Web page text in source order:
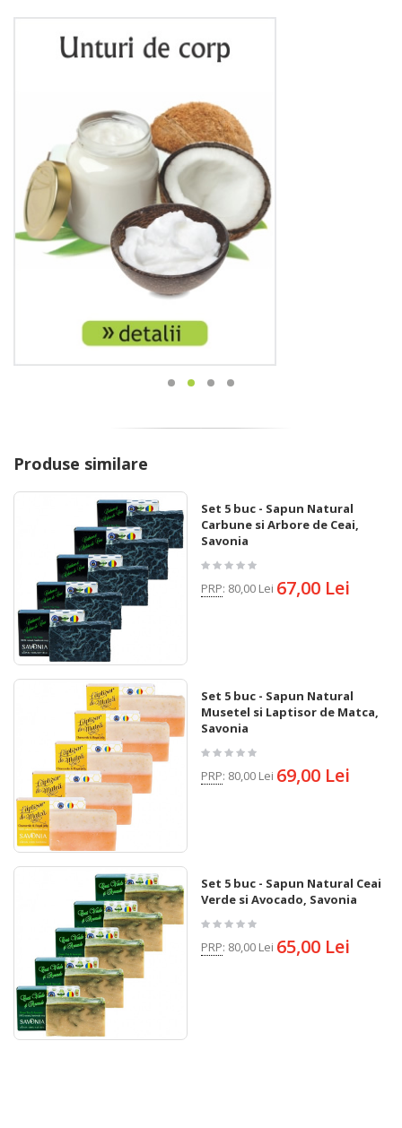
Produse similare
Set 5 buc - Sapun Natural
Carbune si Arbore de Ceai,
Savonia
PRP: 80,00 Lei 67,00 Lei
Set 5 buc - Sapun Natural
Musetel si Laptisor de Matca,
Savonia
PRP: 80,00 Lei 69,00 Lei
Set 5 buc - Sapun Natural Ceai
Verde si Avocado, Savonia
PRP: 80,00 Lei 65,00 Lei